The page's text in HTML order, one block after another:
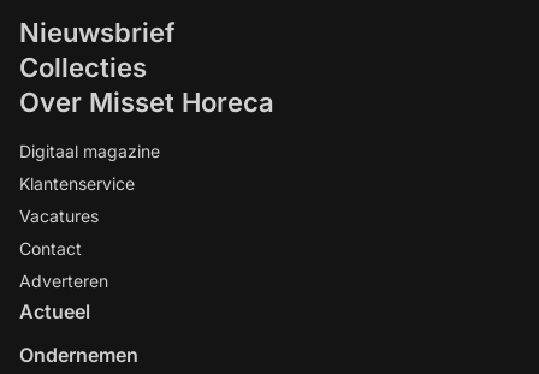
Nieuwsbrief
Collecties
Over Misset Horeca
Digitaal magazine
Klantenservice
Vacatures
Contact
Adverteren
Actueel
Ondernemen